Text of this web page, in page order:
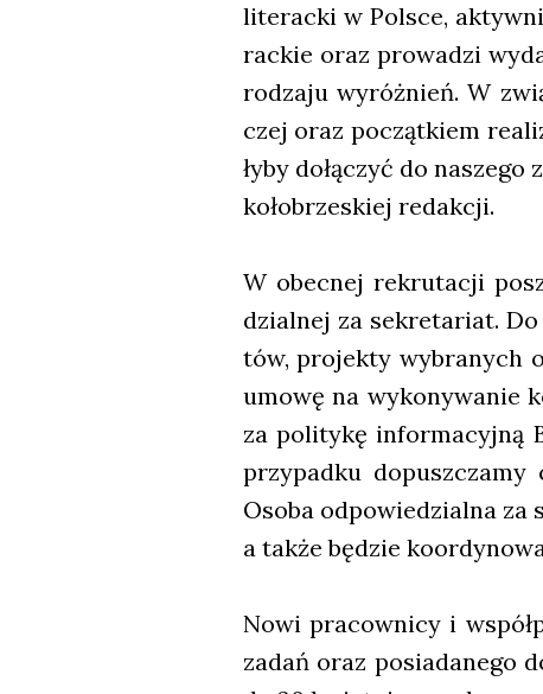
lite­rac­ki w Pol­sce,
rac­kie oraz pro­wa­dzi
rodza­ju wyróż­nień. W
czej oraz począt­kiem
ły­by dołą­czyć do
koło­brze­skiej redak­cji.
W obec­nej rekru­ta­cji
dzial­nej za sekre­ta­riat.
tów, pro­jek­ty wybra­nych
umo­wę na wyko­ny­wa­nie
za poli­ty­kę infor­ma­cyj­ną
przy­pad­ku
Oso­ba odpo­wie­dzial­na
a tak­że będzie
Nowi pra­cow­ni­cy i
zadań oraz posia­da­ne­go